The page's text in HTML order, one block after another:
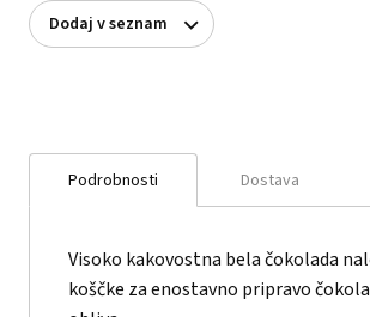
Dodaj v seznam
Podrobnosti Dostava
Visoko kakovostna bela čokolada
koščke za enostavno pripravo